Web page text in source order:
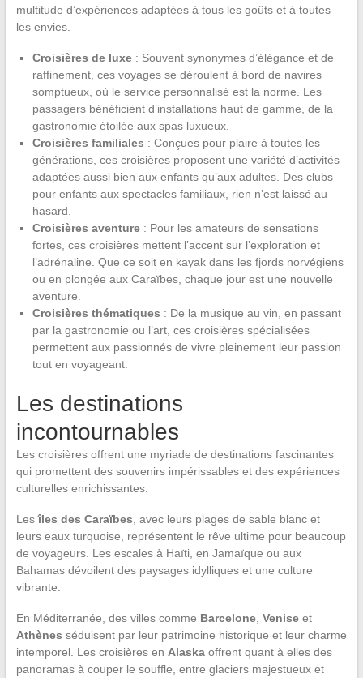
multitude d’expériences adaptées à tous les goûts et à toutes
les envies.
Croisières de luxe: Souvent synonymes d’élégance et de
raffinement, ces voyages se déroulent à bord de navires
somptueux, où le service personnalisé est la norme. Les
passagers bénéficient d’installations haut de gamme, de la
gastronomie étoilée aux spas luxueux.
Croisières familiales : Conçues pour plaire à toutes les
générations, ces croisières proposent une variété d’activités
adaptées aussi bien aux enfants qu’aux adultes. Des clubs
pour enfants aux spectacles familiaux, rien n’est laissé au
hasard.
Croisières aventure: Pour les amateurs de sensations
fortes, ces croisières mettent l’accent sur l’exploration et
l’adrénaline. Que ce soit en kayak dans les fjords norvégiens
ou en plongée aux Caraïbes, chaque jour est une nouvelle
aventure.
Croisières thématiques : De la musique au vin, en passant
par la gastronomie ou l’art, ces croisières spécialisées
permettent aux passionnés de vivre pleinement leur passion
tout en voyageant.
Les destinations
incontournables
Les croisières offrent une myriade de destinations fascinantes
qui promettent des souvenirs impérissables et des expériences
culturelles enrichissantes.
Lesîles des Caraïbes , avec leurs plages de sable blanc et
leurs eaux turquoise, représentent le rêve ultime pour beaucoup
de voyageurs. Les escales à Haïti, en Jamaïque ou aux
Bahamas dévoilent des paysages idylliques et une culture
vibrante.
En Méditerranée, des villes comme Barcelone, Veniseet
Athènes séduisent par leur patrimoine historique et leur charme
intemporel. Les croisières en Alaskaoffrent quant à elles des
panoramas à couper le souffle, entre glaciers majestueux et